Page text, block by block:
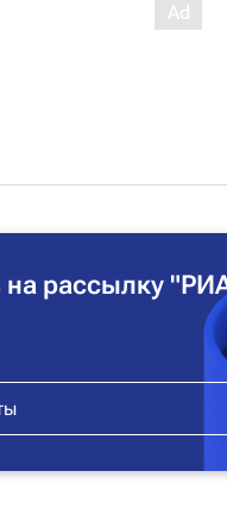
рассылку